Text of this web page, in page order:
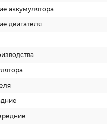
аккумулятора
двигателя